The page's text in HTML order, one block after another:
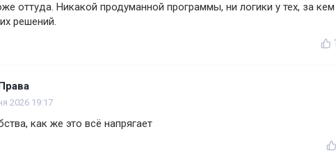
оттуда. Никакой продуманной программы, ни логики у тех, за кем
решений.
2026 19:17
как же это всё напрягает